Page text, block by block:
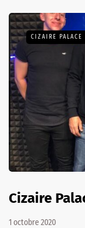
CIZAIRE PALACE
Cizaire
1 octobre 2020